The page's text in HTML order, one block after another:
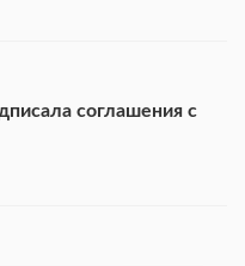
соглашения с